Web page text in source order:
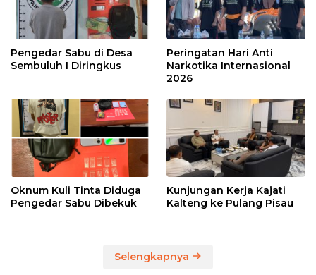
Pengedar Sabu di Desa
Sembuluh I Diringkus
Peringatan Hari Anti
Narkotika Internasional
2026
Oknum Kuli Tinta Diduga
Pengedar Sabu Dibekuk
Kunjungan Kerja Kajati
Kalteng ke Pulang Pisau
Selengkapnya